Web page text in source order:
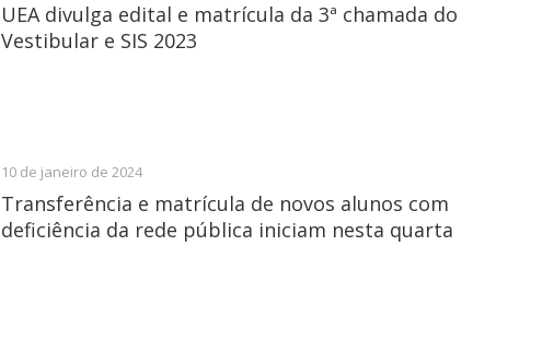
UEA divulga edital e matrícula da 3ª chamada do
Vestibular e SIS 2023
10 de janeiro de 2024
Transferência e matrícula de novos alunos com
deficiência da rede pública iniciam nesta quarta